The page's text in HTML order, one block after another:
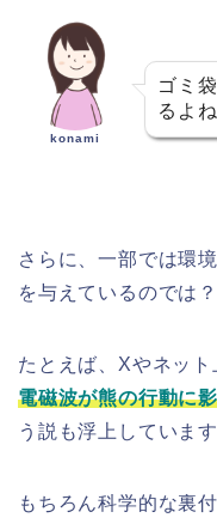
konami
ゴミ
るよね
さらに、一部では環
を与えているのでは
たとえば、Xやネット
電磁波が熊の行動に
う説も浮上しています
もちろん科学的な裏